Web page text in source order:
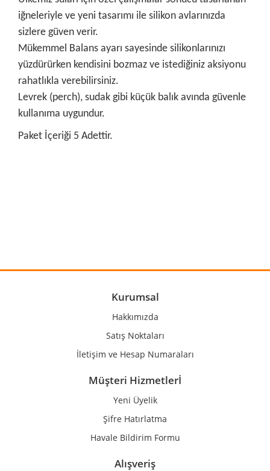
iğneleriyle ve yeni tasarımı ile silikon avlarınızda
sizlere güven verir.
Mükemmel Balans ayarı sayesinde silikonlarınızı
yüzdürürken kendisini bozmaz ve istediğiniz aksiyonu
rahatlıkla verebilirsiniz.
Levrek (perch), sudak gibi küçük balık avında güvenle
kullanıma uygundur.
Paket İçeriği 5 Adettir.
Ürün açıklamasında eksik bilgiler bulunuyor.
Ürün bilgilerinde hatalar bulunuyor.
Gönder
Kurumsal
Hakkımızda
Satış Noktaları
İletişim ve Hesap Numaraları
Müşteri Hizmetlerİ
Yeni Üyelik
Şifre Hatırlatma
Havale Bildirim Formu
Alışveriş